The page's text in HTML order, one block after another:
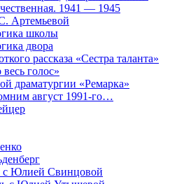
1941 — 1945
Артемьевой
школы
двора
рассказа «Сестра таланта»
голос»
драматургии «Ремарка»
август 1991-го…
с Юлией Свинцовой